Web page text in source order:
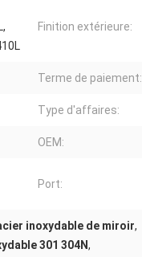
Finition extérieure:
Terme de paiement:
Type d'affaires:
OEM:
Port:
inoxydable de miroir,
301 304N,